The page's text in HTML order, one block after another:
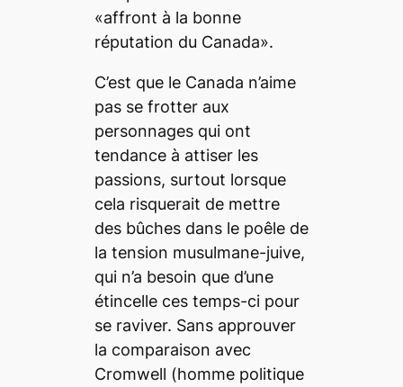
«affront à la bonne
réputation du Canada».
C’est que le Canada n’aime
pas se frotter aux
personnages qui ont
tendance à attiser les
passions, surtout lorsque
cela risquerait de mettre
des bûches dans le poêle de
la tension musulmane-juive,
qui n’a besoin que d’une
étincelle ces temps-ci pour
se raviver. Sans approuver
la comparaison avec
Cromwell (homme politique